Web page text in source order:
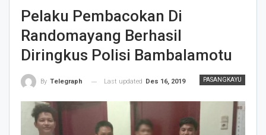
Pelaku Pembacokan Di
Randomayang Berhasil
Diringkus Polisi Bambalamotu
PASANGKAYU
By Telegraph Last updated Des 16, 2019